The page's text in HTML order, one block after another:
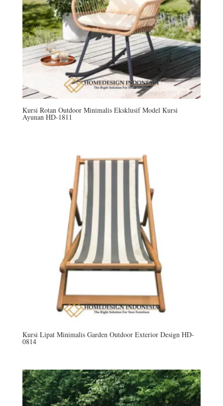
Kursi Rotan Outdoor Minimalis Eksklusif Model Kursi
Ayunan HD-1811
Kursi Lipat Minimalis Garden Outdoor Exterior Design HD-
0814